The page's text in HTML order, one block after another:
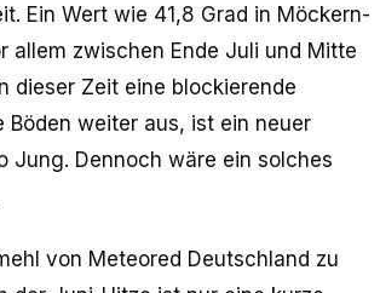
Ein Wert wie 41,8 Grad in Möckern-
allem zwischen Ende Juli und Mitte
dieser Zeit eine blockierende
weiter aus, ist ein neuer
Jung. Dennoch wäre ein solches
von Meteored Deutschland zu